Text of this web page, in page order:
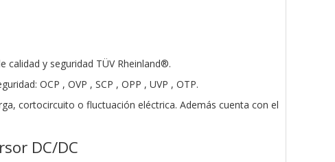
calidad y seguridad TÜV Rheinland®.
OCP , OVP , SCP , OPP , UVP , OTP.
cortocircuito o fluctuación eléctrica. Además cuenta con el
DC/DC